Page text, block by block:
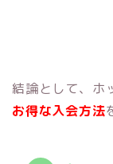
結論として、ホ
お得な入会方法